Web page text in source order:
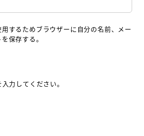
するためブラウザーに自分の名前、メー
保存する。
力してください。